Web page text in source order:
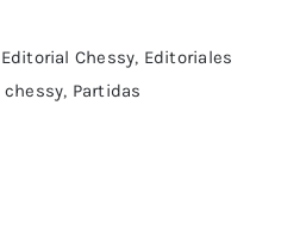
Editorial Chessy, Editoriales
chessy, Partidas